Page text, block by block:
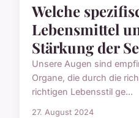
Welche
Lebensmittel
Stärkung der
Unsere Augen sind
Organe, die durch die
richtigen Lebensstil ge...
27. August 2024